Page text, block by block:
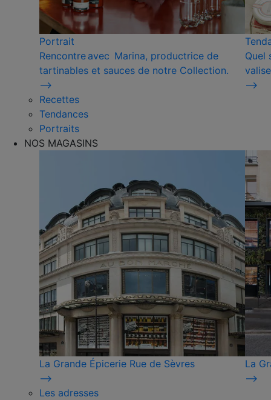
Portrait
Rencontre avec Marina, productrice de
tartinables et sauces de notre Collection.
⟶
Quel
⟶
Recettes
Tendances
Portraits
NOS MAGASINS
La Grande Épicerie Rue de Sèvres
⟶
La
⟶
Les adresses